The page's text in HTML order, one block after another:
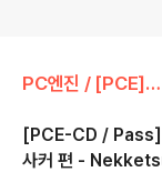
PC엔진 / [PCE]/CD-ROM
[PCE-CD / Pass]
사커 편 -